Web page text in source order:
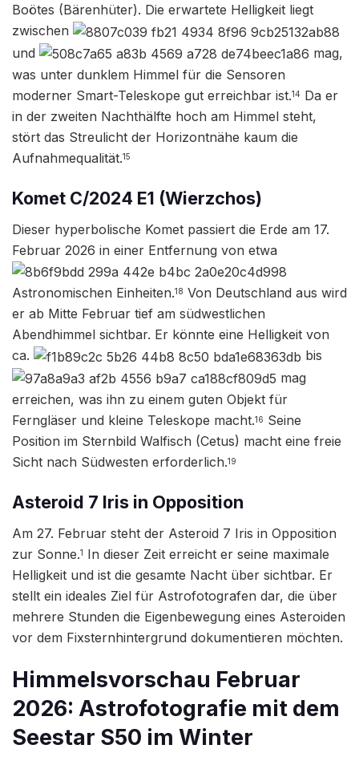
Boötes (Bärenhüter). Die erwartete Helligkeit liegt
zwischen
und
mag,
was unter dunklem Himmel für die Sensoren
moderner Smart-Teleskope gut erreichbar ist.14 Da er
in der zweiten Nachthälfte hoch am Himmel steht,
stört das Streulicht der Horizontnähe kaum die
Aufnahmequalität.15
Komet C/2024 E1 (Wierzchos)
Dieser hyperbolische Komet passiert die Erde am 17.
Februar 2026 in einer Entfernung von etwa
Astronomischen Einheiten.18 Von Deutschland aus wird
er ab Mitte Februar tief am südwestlichen
Abendhimmel sichtbar. Er könnte eine Helligkeit von
ca.
bis
mag
erreichen, was ihn zu einem guten Objekt für
Ferngläser und kleine Teleskope macht.16 Seine
Position im Sternbild Walfisch (Cetus) macht eine freie
Sicht nach Südwesten erforderlich.19
Asteroid 7 Iris in Opposition
Am 27. Februar steht der Asteroid 7 Iris in Opposition
zur Sonne.1 In dieser Zeit erreicht er seine maximale
Helligkeit und ist die gesamte Nacht über sichtbar. Er
stellt ein ideales Ziel für Astrofotografen dar, die über
mehrere Stunden die Eigenbewegung eines Asteroiden
vor dem Fixsternhintergrund dokumentieren möchten.
Himmelsvorschau Februar
2026: Astrofotografie mit dem
Seestar S50 im Winter